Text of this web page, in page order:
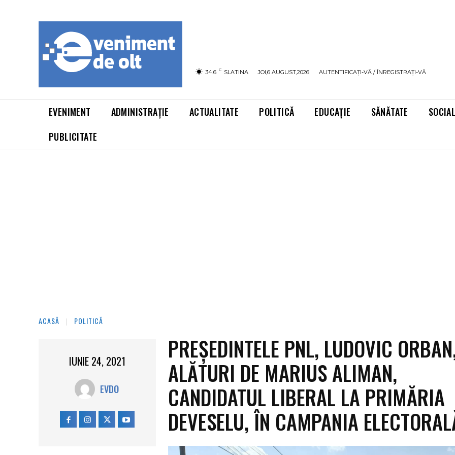
34.6 C SLATINA JOI,6 AUGUST,2026 AUTENTIFICAȚI-VĂ / ÎNREGISTRAȚI-VĂ
EVENIMENT ADMINISTRAȚIE ACTUALITATE POLITICĂ EDUCAȚIE SĂNĂTATE
PUBLICITATE
ACASĂ POLITICĂ
IUNIE 24, 2021
EVDO
PREȘEDINTELE PNL, LUDOVIC
ALĂTURI DE MARIUS ALIMAN,
CANDIDATUL LIBERAL LA PRIMĂRIA
DEVESELU, ÎN CAMPANIA